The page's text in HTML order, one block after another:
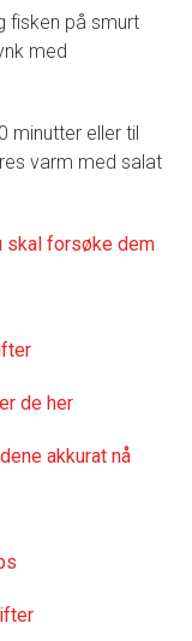
fisken på smurt
med
minutter eller til
varm med salat
skal forsøke dem
de her
akkurat nå